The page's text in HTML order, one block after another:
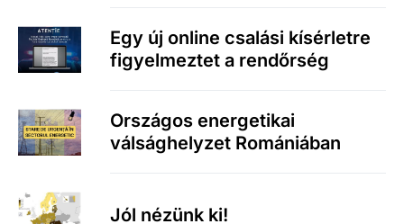
Egy új online csalási kísérletre
figyelmeztet a rendőrség
Országos energetikai
válsághelyzet Romániában
Jól nézünk ki!